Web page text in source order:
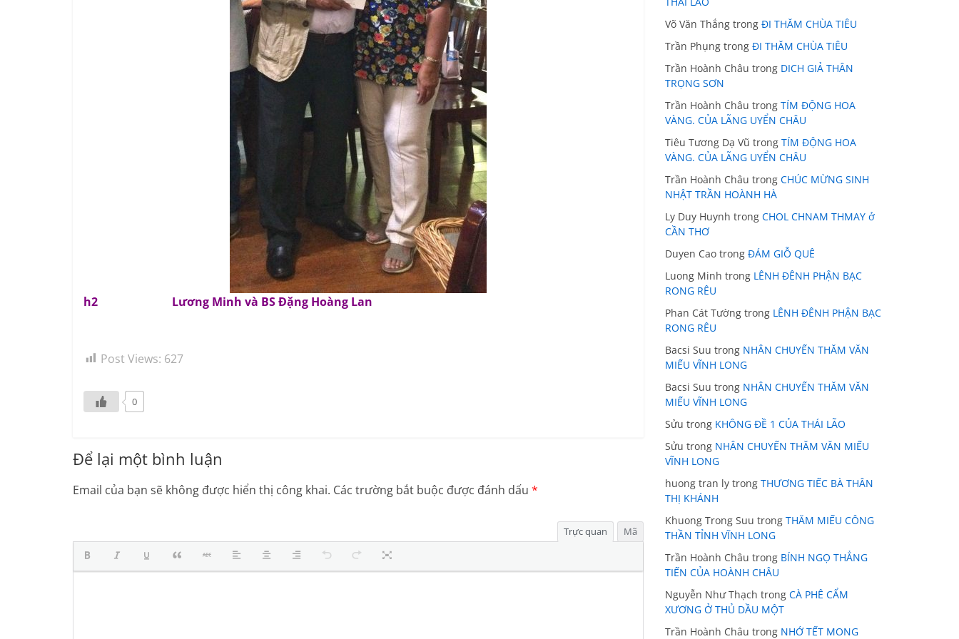
h2 Lương Minh và BS Đặng Hoàng Lan
Post Views: 627
0
Để lại một bình luận
Email của bạn sẽ không được hiển thị công khai. Các trường bắt buộc được đánh dấu *
Trực quan Mã
Võ Văn Thắng trong ĐI THĂM CHÙA TIÊU
Trần Phụng trong ĐI THĂM CHÙA TIÊU
Trần Hoành Châu trong DICH GIẢ THÂN
TRỌNG SƠN
Trần Hoành Châu trong TÍM ĐỘNG HOA
VÀNG. CỦA LÃNG UYỂN CHÂU
Tiêu Tương Dạ Vũ trong TÍM ĐỘNG HOA
VÀNG. CỦA LÃNG UYỂN CHÂU
Trần Hoành Châu trong CHÚC MỪNG SINH
NHẬT TRẦN HOÀNH HÀ
Ly Duy Huynh trong CHOL CHNAM THMAY ở
CẦN THƠ
Duyen Cao trong ĐÁM GIỖ QUÊ
Luong Minh trong LÊNH ĐÊNH PHẬN BẠC
RONG RÊU
Phan Cát Tường trong LÊNH ĐÊNH PHẬN BẠC
RONG RÊU
Bacsi Suu trong NHÂN CHUYẾN THĂM VĂN
MIẾU VĨNH LONG
Bacsi Suu trong NHÂN CHUYẾN THĂM VĂN
MIẾU VĨNH LONG
Sửu trong KHÔNG ĐỀ 1 CỦA THÁI LÃO
Sửu trong NHÂN CHUYẾN THĂM VĂN MIẾU
VĨNH LONG
huong tran ly trong THƯƠNG TIẾC BÀ THÂN
THỊ KHÁNH
Khuong Trong Suu trong THĂM MIẾU CÔNG
THẦN TỈNH VĨNH LONG
Trần Hoành Châu trong BÍNH NGỌ THẲNG
TIẾN CỦA HOÀNH CHÂU
Nguyễn Như Thạch trong CÀ PHÊ CẨM
XƯƠNG Ở THỦ DẦU MỘT
Trần Hoành Châu trong NHỚ TẾT MONG